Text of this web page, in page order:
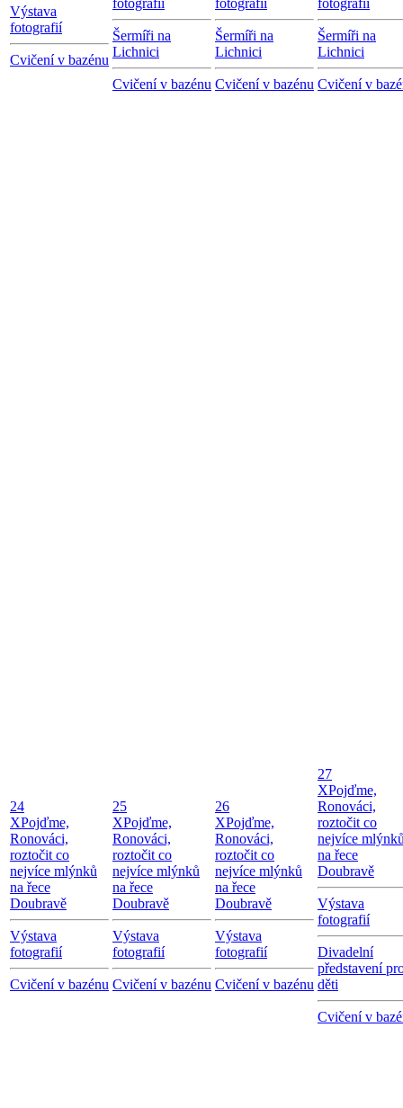
Výstava
fotografií
Cvičení v bazénu
Šermíři na
Lichnici
Cvičení v bazénu
Šermíři na
Lichnici
Cvičení v bazénu
Šermíři na
Lichnici
Cvičení v
24
XPojďme,
Ronováci,
roztočit co
nejvíce mlýnků
na řece
Doubravě
Výstava
fotografií
Cvičení v bazénu
25
XPojďme,
Ronováci,
roztočit co
nejvíce mlýnků
na řece
Doubravě
Výstava
fotografií
Cvičení v bazénu
26
XPojďme,
Ronováci,
roztočit co
nejvíce mlýnků
na řece
Doubravě
Výstava
fotografií
Cvičení v bazénu
27
XPojďme,
Ronováci,
roztočit co
nejvíce
na řece
Doubravě
Výstava
fotografií
Divadelní
představení
děti
Cvičení v